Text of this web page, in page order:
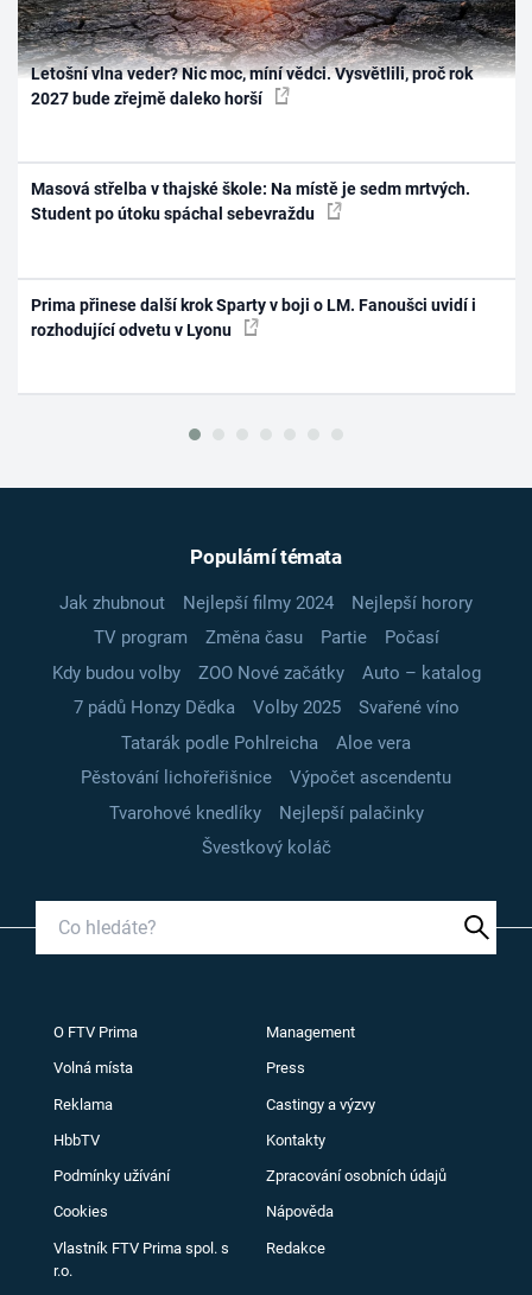
Letošní vlna veder? Nic moc, míní vědci. Vysvětlili, proč rok
2027 bude zřejmě daleko horší
Masová střelba v thajské škole: Na místě je sedm mrtvých.
Student po útoku spáchal sebevraždu
Prima přinese další krok Sparty v boji o LM. Fanoušci uvidí i
rozhodující odvetu v Lyonu
Populární témata
Jak zhubnout Nejlepší filmy 2024
Nejlepší horory
TV program
Změna času Partie
Počasí
Kdy budou volby
ZOO Nové začátky
Auto – katalog
7 pádů Honzy Dědka
Volby 2025
Svařené víno
Tatarák podle Pohlreicha
Aloe vera
Pěstování lichořeřišnice
Výpočet ascendentu
Tvarohové knedlíky
Nejlepší palačinky
Švestkový koláč
O FTV Prima Management
Volná místa Press
Reklama Castingy a výzvy
HbbTV Kontakty
Podmínky užívání Zpracování osobních údajů
Cookies Nápověda
Vlastník FTV Prima spol. s
r.o.
Redakce